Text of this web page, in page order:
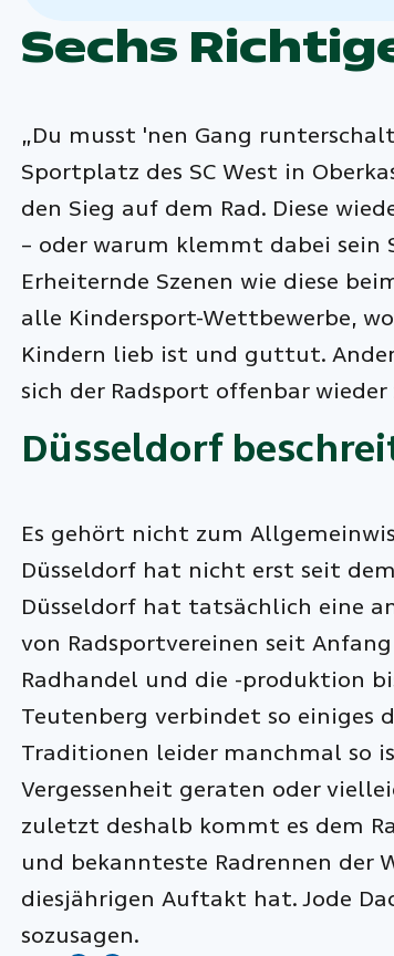
Sechs
„Du musst 'nen Gang
Sportplatz des SC West in
den Sieg auf dem Rad. Diese
– oder warum klemmt dabei sein
Erheiternde Szenen wie diese
alle Kindersport-Wettbewerbe,
Kindern lieb ist und guttut.
sich der Radsport offenbar
Düsseldorf
Es gehört nicht zum
Düsseldorf hat nicht erst seit
Düsseldorf hat tatsächlich eine
von Radsportvereinen seit
Radhandel und die -produktion
Teutenberg verbindet so einiges
Traditionen leider manchmal so
Vergessenheit geraten oder
zuletzt deshalb kommt es dem
und bekannteste Radrennen der
diesjährigen Auftakt hat. Jode
sozusagen.